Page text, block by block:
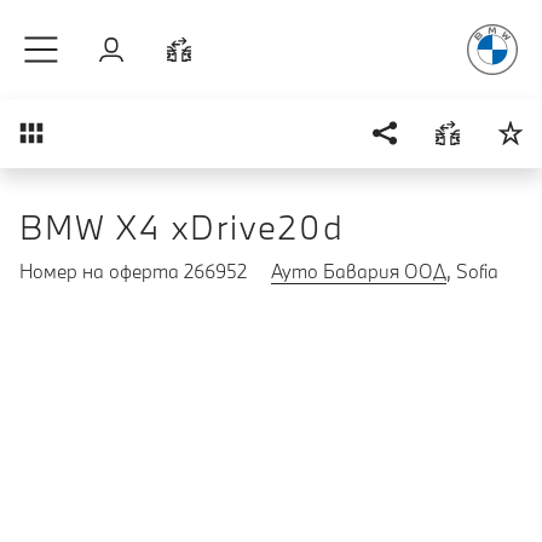
Вход
Преглед
BMW X4 xDrive20d
Номер на оферта 266952 Ауто Бавария ООД, Sofia